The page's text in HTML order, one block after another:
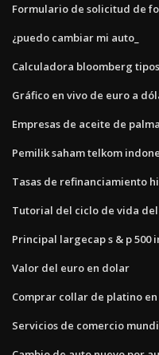
Formulario de solicitud de
¿puedo cambiar mi auto_
Calculadora bloomberg
Gráfico en vivo de euro a
Empresas de aceite de
Pemilik saham telkom
Tasas de refinanciamiento
Tutorial del ciclo de vida
Principal largecap s & p 500
Valor del euro en dolar
Comprar collar de platino
Servicios de comercio